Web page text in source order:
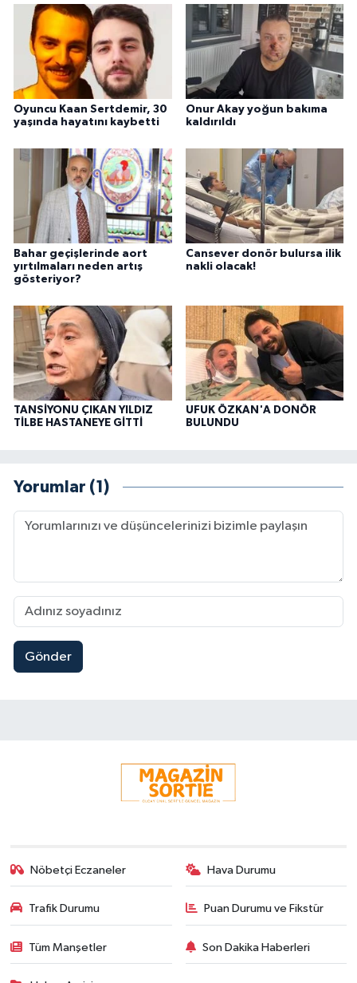
Oyuncu Kaan Sertdemir, 30
yaşında hayatını kaybetti
Onur Akay yoğun bakıma
kaldırıldı
Bahar geçişlerinde aort
yırtılmaları neden artış
gösteriyor?
Cansever donör bulursa ilik
nakli olacak!
TANSİYONU ÇIKAN YILDIZ
TİLBE HASTANEYE GİTTİ
UFUK ÖZKAN'A DONÖR
BULUNDU
Yorumlar (1)
Gönder
Nöbetçi Eczaneler Hava Durumu
Trafik Durumu Puan Durumu ve Fikstür
Tüm Manşetler Son Dakika Haberleri